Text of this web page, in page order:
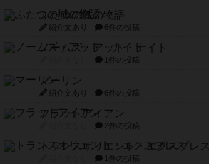
ふたつの城の物語
紹介文あり 6件の投稿
ノームズ・アット・ナイト
1件の投稿
マーリン
紹介文あり 6件の投稿
フラットアイアン
2件の投稿
トランスオリエント・エクスプレス
1件の投稿